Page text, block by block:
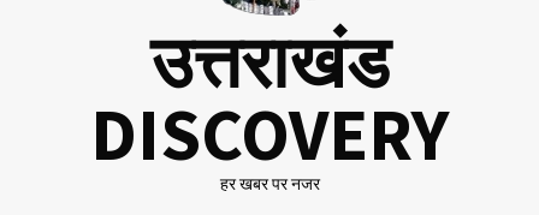
उत्तराखंड
DISCOVERY
हर खबर पर नजर